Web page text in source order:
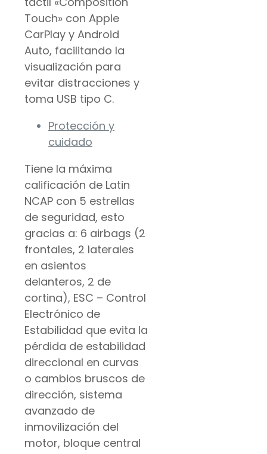
Touch» con Apple
CarPlay y Android
Auto, facilitando la
visualización para
evitar distracciones y
toma USB tipo C.
Protección y
cuidado
Tiene la máxima
calificación de Latin
NCAP con 5 estrellas
de seguridad, esto
gracias a: 6 airbags (2
frontales, 2 laterales
en asientos
delanteros, 2 de
cortina), ESC – Control
Electrónico de
Estabilidad que evita la
pérdida de estabilidad
direccional en curvas
o cambios bruscos de
dirección, sistema
avanzado de
inmovilización del
motor, bloque central